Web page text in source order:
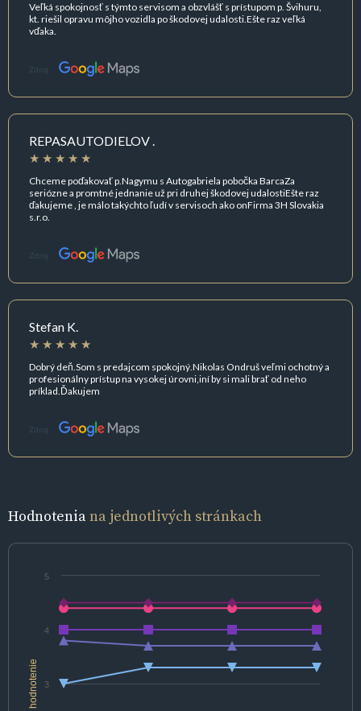
Veľká spokojnosť s týmto servisom a obzvlášť s prístupom p. Švihuru,
kt. riešil opravu môjho vozidla po škodovej udalosti.Ešte raz veľká
vďaka.
Zdroj:
REPASAUTODIELOV .
Chceme poďakovať p.Nagymu s Autogabriela pobočka BarcaZa
seriózne a promtné jednanie už pri druhej škodovej udalostiEšte raz
ďakujeme , je málo takýchto ľudí v servisoch ako onFirma 3H Slovakia
s.r.o.
Zdroj:
Stefan K.
Dobrý deň.Som s predajcom spokojný.Nikolas Ondruš veľmi ochotný a
profesionálny prístup na vysokej úrovni,iní by si mali brať od neho
príklad.Ďakujem
Zdroj:
Hodnoteniana jednotlivých stránkach
hodnotenie 3
4
5